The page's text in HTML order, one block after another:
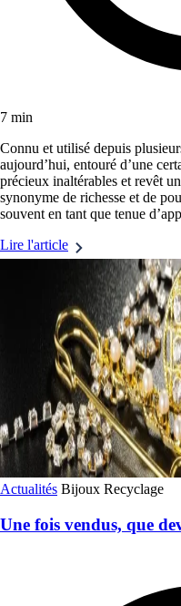
7 min
Connu et utilisé depuis
aujourd’hui, entouré d’une
précieux inaltérables et revêt
synonyme de richesse et de
souvent en tant que tenue
Lire l'article
Actualités Bijoux Recyclage
Une fois vendus, que